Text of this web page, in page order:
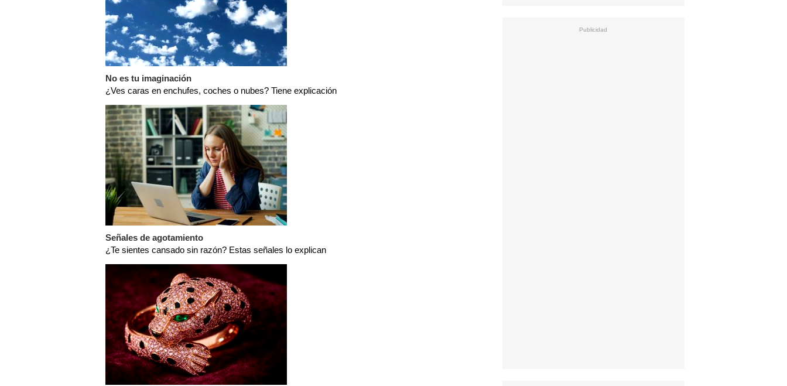
No es tu imaginación
¿Ves caras en enchufes, coches o nubes? Tiene explicación
Señales de agotamiento
¿Te sientes cansado sin razón? Estas señales lo explican